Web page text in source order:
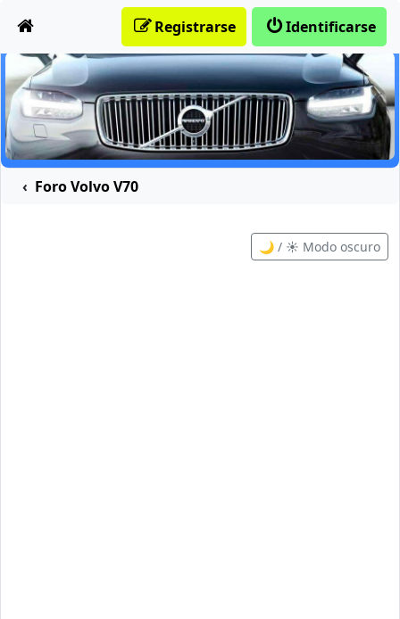
Identificarse
Registrarse
Foro Volvo V70
🌙 / ☀️ Modo oscuro